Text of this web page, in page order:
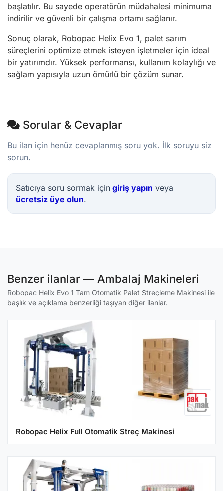
başlatılır. Bu sayede operatörün müdahalesi minimuma
indirilir ve güvenli bir çalışma ortamı sağlanır.
Sonuç olarak, Robopac Helix Evo 1, palet sarım
süreçlerini optimize etmek isteyen işletmeler için ideal
bir yatırımdır. Yüksek performansı, kullanım kolaylığı ve
sağlam yapısıyla uzun ömürlü bir çözüm sunar.
Sorular & Cevaplar
Bu ilan için henüz cevaplanmış soru yok. İlk soruyu siz
sorun.
Satıcıya soru sormak için giriş yapın veya
ücretsiz üye olun.
Benzer ilanlar — Ambalaj Makineleri
Robopac Helix Evo 1 Tam Otomatik Palet Streçleme Makinesi ile
başlık ve açıklama benzerliği taşıyan diğer ilanlar.
Robopac Helix Full Otomatik Streç Makinesi